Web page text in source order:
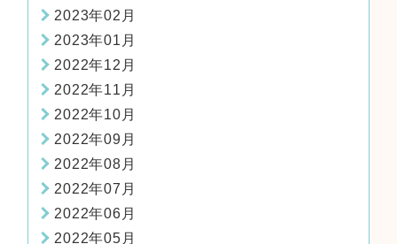
2023年02月
2023年01月
2022年12月
2022年11月
2022年10月
2022年09月
2022年08月
2022年07月
2022年06月
2022年05月